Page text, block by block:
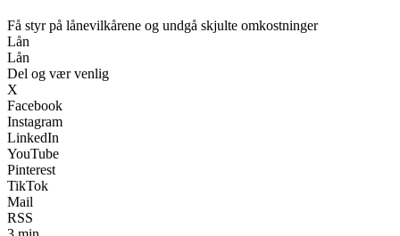
Få styr på lånevilkårene og undgå skjulte omkostninger
Lån
Lån
Del og vær venlig
X
Facebook
Instagram
LinkedIn
YouTube
Pinterest
TikTok
Mail
RSS